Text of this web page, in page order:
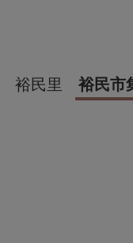
裕民里 裕民市